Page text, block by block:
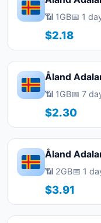
📶 1GB📅 1
$2.18
Åland
📶 1GB📅 7
$2.30
Åland
📶 2GB📅 1
$3.91